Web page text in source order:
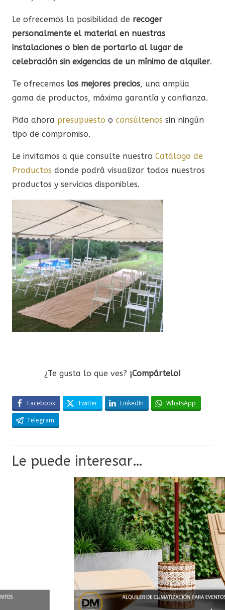
Le ofrecemos la posibilidad de recoger
personalmente el material en nuestras
instalaciones o bien de portarlo al lugar de
celebración sin exigencias de un mínimo de alquiler.
Te ofrecemos los mejores precios, una amplia
gama de productos, máxima garantía y confianza.
Pida ahora presupuesto o consúltenos sin ningún
tipo de compromiso.
Le invitamos a que consulte nuestro Catálogo de
Productos donde podrá visualizar todos nuestros
productos y servicios disponibles.
¿Te gusta lo que ves? ¡Compártelo!
Facebook Twitter LinkedIn
WhatsApp
Telegram
Le puede interesar…